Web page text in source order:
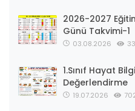
2026-2027
Günü Takvimi-1
03.08.2026
1.Sınıf Hayat
Değerlendirme
19.07.2026